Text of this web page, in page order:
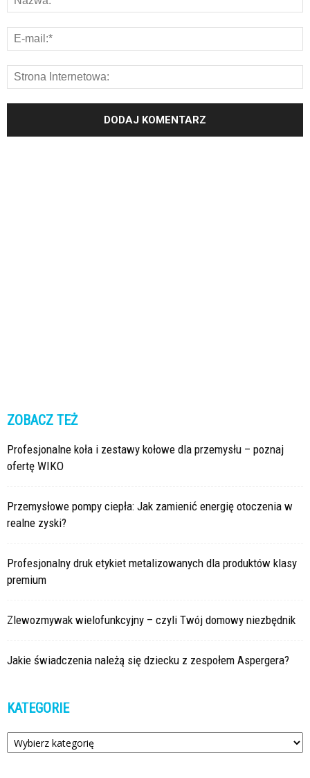
ZOBACZ TEŻ
Profesjonalne koła i zestawy kołowe dla przemysłu – poznaj
ofertę WIKO
Przemysłowe pompy ciepła: Jak zamienić energię otoczenia w
realne zyski?
Profesjonalny druk etykiet metalizowanych dla produktów klasy
premium
Zlewozmywak wielofunkcyjny – czyli Twój domowy niezbędnik
Jakie świadczenia należą się dziecku z zespołem Aspergera?
KATEGORIE
Kategorie